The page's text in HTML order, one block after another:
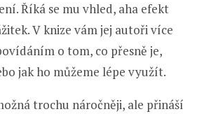
Říká se mu vhled, aha efekt
V knize vám jej autoři více
o tom, co přesně je,
jak ho můžeme lépe využít.
trochu náročněji, ale přináší